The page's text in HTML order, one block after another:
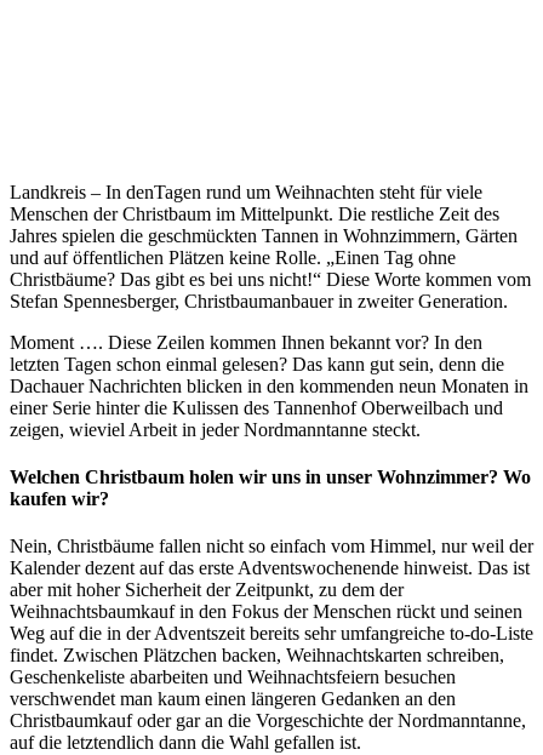
Landkreis – In denTagen rund um Weihnachten steht für viele
Menschen der Christbaum im Mittelpunkt. Die restliche Zeit des
Jahres spielen die geschmückten Tannen in Wohnzimmern, Gärten
und auf öffentlichen Plätzen keine Rolle. „Einen Tag ohne
Christbäume? Das gibt es bei uns nicht!“ Diese Worte kommen vom
Stefan Spennesberger, Christbaumanbauer in zweiter Generation.
Moment …. Diese Zeilen kommen Ihnen bekannt vor? In den
letzten Tagen schon einmal gelesen? Das kann gut sein, denn die
Dachauer Nachrichten blicken in den kommenden neun Monaten in
einer Serie hinter die Kulissen des Tannenhof Oberweilbach und
zeigen, wieviel Arbeit in jeder Nordmanntanne steckt.
Welchen Christbaum holen wir uns in unser Wohnzimmer? Wo
kaufen wir?
Nein, Christbäume fallen nicht so einfach vom Himmel, nur weil der
Kalender dezent auf das erste Adventswochenende hinweist. Das ist
aber mit hoher Sicherheit der Zeitpunkt, zu dem der
Weihnachtsbaumkauf in den Fokus der Menschen rückt und seinen
Weg auf die in der Adventszeit bereits sehr umfangreiche to-do-Liste
findet. Zwischen Plätzchen backen, Weihnachtskarten schreiben,
Geschenkeliste abarbeiten und Weihnachtsfeiern besuchen
verschwendet man kaum einen längeren Gedanken an den
Christbaumkauf oder gar an die Vorgeschichte der Nordmanntanne,
auf die letztendlich dann die Wahl gefallen ist.